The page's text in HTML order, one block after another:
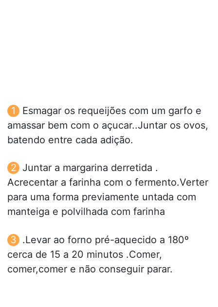
Esmagar os requeijões com um garfo e
amassar bem com o açucar..Juntar os ovos,
batendo entre cada adição.
Juntar a margarina derretida .
Acrecentar a farinha com o fermento.Verter
para uma forma previamente untada com
manteiga e polvilhada com farinha
.Levar ao forno pré-aquecido a 180º
cerca de 15 a 20 minutos .Comer,
comer,comer e não conseguir parar.